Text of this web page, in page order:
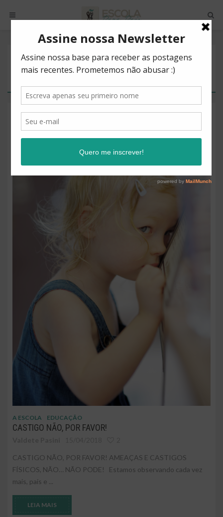
POSTS BY TAG
CONTROLE
A ESCOLA EDUCAÇÃO
CASTIGO NÃO, POR FAVOR!
CASTIGO NÃO, POR FAVOR! AMEAÇAS E CASTIGOS
FÍSICOS, NÃO… NÃO PODE! Estamos observando cada vez
mais, pais e ...
LEIA MAIS